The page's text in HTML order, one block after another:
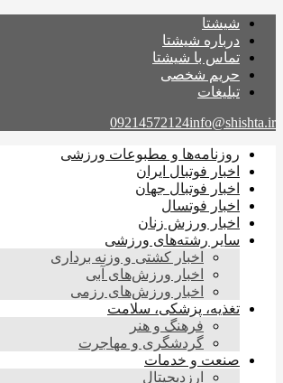
شیشتا
درباره شیشتا
تماس با شیشتا
حریم شخصی
تبلیغات
09214572124info@shishta.ir
روزنامه‌ها و مطبوعات ورزشی
اخبار فوتبال ایران
اخبار فوتبال جهان
اخبار فوتسال
اخبار ورزش زنان
سایر رشته‌های ورزشی
اخبار کشتی و وزنه برداری
اخبار ورزش‌های آبی
اخبار ورزش‌های رزمی
تغذیه، پزشکی، سلامت
فرهنگ و هنر
گردشگری و مهاجرت
صنعت و خدمات
ارزدیجیتال